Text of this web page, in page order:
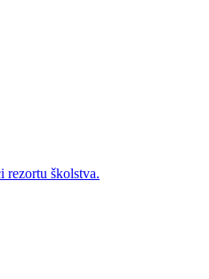
rezortu školstva.